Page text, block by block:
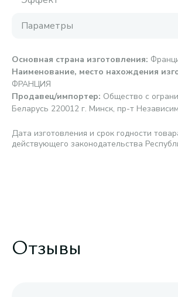
Параметры
Основная страна изготовления:
Наименование, место нахождения
ФРАНЦИЯ
Продавец/импортер: Общество с
Беларусь 220012 г. Минск, пр-т
Дата изготовления и срок годности
действующего законодательства
Отзывы